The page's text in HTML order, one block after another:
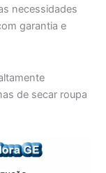
necessidades
garantia e
de secar roupa